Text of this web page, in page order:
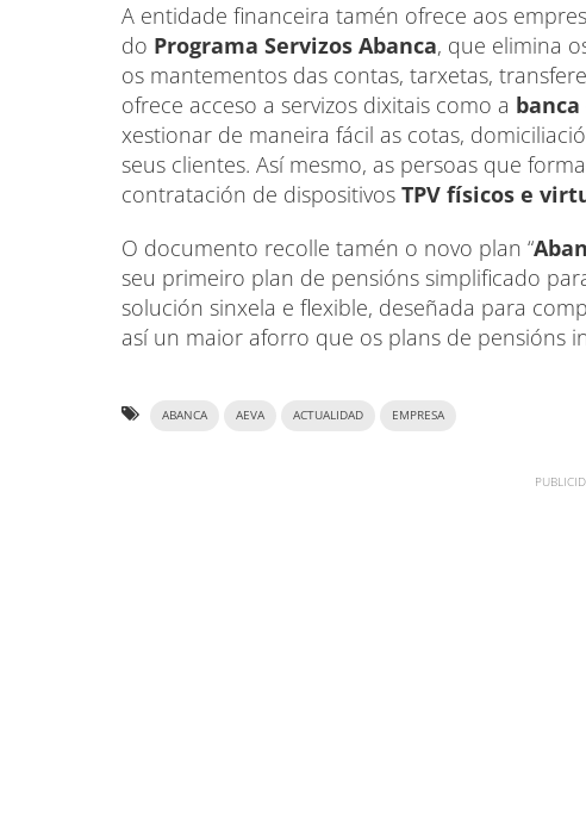
A entidade financeira tamén ofrece aos
do Programa Servizos Abanca, que elimina
os mantementos das contas, tarxetas,
ofrece acceso a servizos dixitais como a
xestionar de maneira fácil as cotas,
seus clientes. Así mesmo, as persoas que
contratación de dispositivos TPV físicos e
O documento recolle tamén o novo plan “
seu primeiro plan de pensións simplificado
solución sinxela e flexible, deseñada para
así un maior aforro que os plans de pensións
ABANCA AEVA ACTUALIDAD EMPRESA